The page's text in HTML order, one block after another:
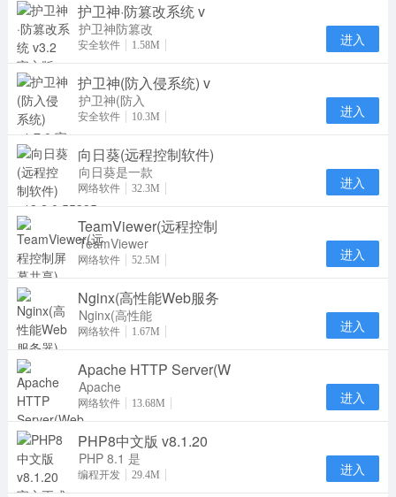
网站资源保护
及
护卫神·防篡改系统 v
护卫神防篡改
系统是一款专
篡改的软件，
采用
安全软件 1.58M 进入
护卫神(防入侵系统) v
护卫神(防入
侵系统)官方
器安全管理软
件，护
安全软件 10.3M 进入
向日葵(远程控制软件)
向日葵是一款
专业实用的远
程控制软件。
向日葵远程控
制
网络软件 32.3M 进入
TeamViewer(远程控制
TeamViewer
是一个在任何
代理的后台用
于远
网络软件 52.5M 进入
Nginx(高性能Web服务
Nginx(高性能
Web服务器)
下一个高性能
的 HT
网络软件 1.67M 进入
Apache HTTP Server(W
Apache
HTTP Server
通俗地称为
Apache，是
一个开放源码
网络软件 13.68M 进入
PHP8中文版 v8.1.20
PHP 8.1 是
PHP 语言的
编程开发 29.4M 进入